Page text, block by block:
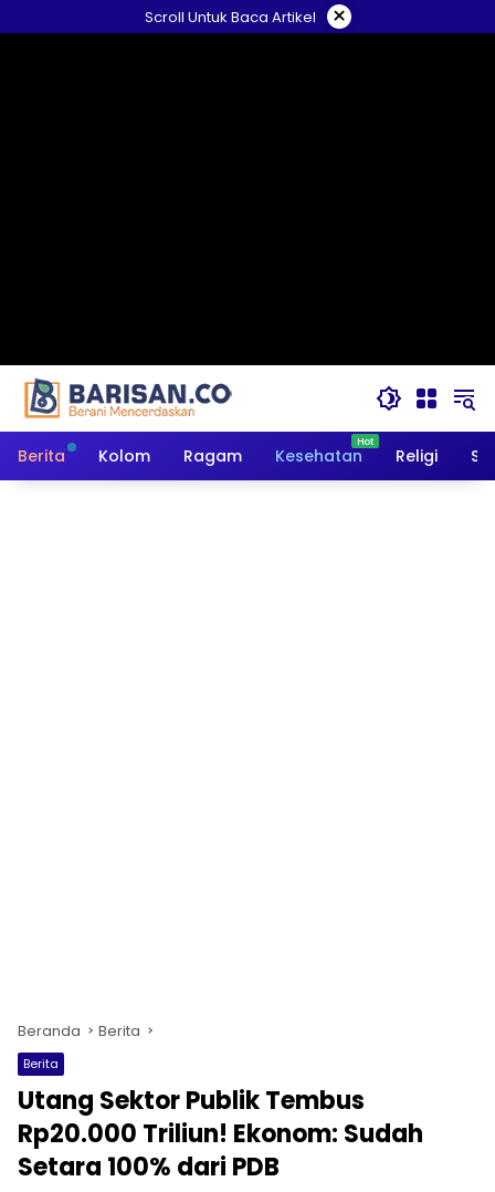
ke
Scroll Untuk Baca Artikel ×
Berita Kolom Ragam Kesehatan Religi
Beranda Berita
Berita
Utang Sektor Publik Tembus
Rp20.000 Triliun! Ekonom: Sudah
Setara 100% dari PDB